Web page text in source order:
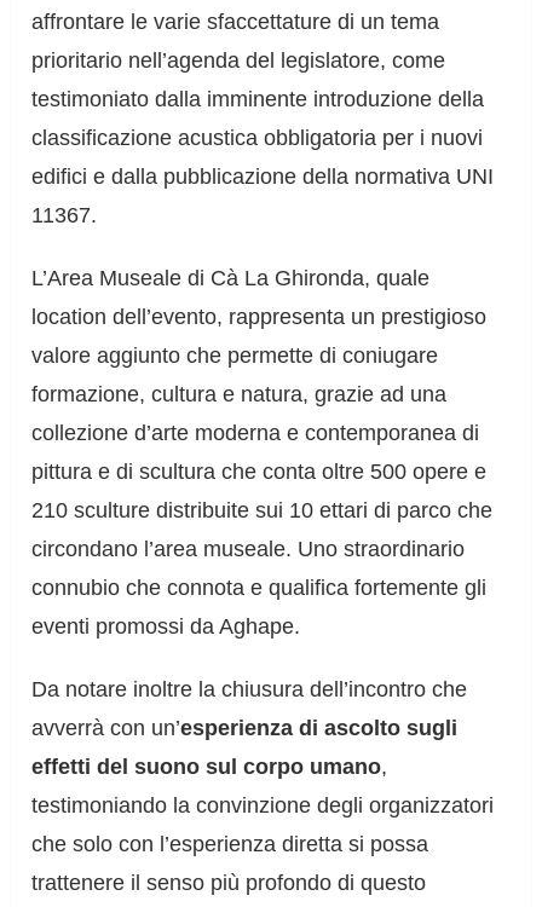
affrontare le varie sfaccettature di un tema
prioritario nell’agenda del legislatore, come
testimoniato dalla imminente introduzione della
classificazione acustica obbligatoria per i nuovi
edifici e dalla pubblicazione della normativa UNI
11367.
L’Area Museale di Cà La Ghironda, quale
location dell’evento, rappresenta un prestigioso
valore aggiunto che permette di coniugare
formazione, cultura e natura, grazie ad una
collezione d’arte moderna e contemporanea di
pittura e di scultura che conta oltre 500 opere e
210 sculture distribuite sui 10 ettari di parco che
circondano l’area museale. Uno straordinario
connubio che connota e qualifica fortemente gli
eventi promossi da Aghape.
Da notare inoltre la chiusura dell’incontro che
avverrà con un’esperienza di ascolto sugli
effetti del suono sul corpo umano,
testimoniando la convinzione degli organizzatori
che solo con l’esperienza diretta si possa
trattenere il senso più profondo di questo